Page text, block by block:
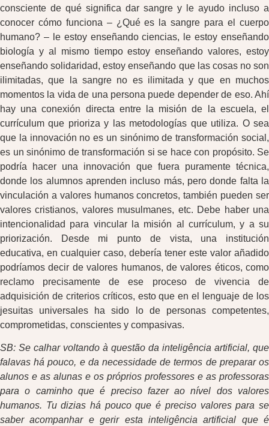
consciente de qué significa dar sangre y le ayudo incluso a
conocer cómo funciona – ¿Qué es la sangre para el cuerpo
humano? – le estoy enseñando ciencias, le estoy enseñando
biología y al mismo tiempo estoy enseñando valores, estoy
enseñando solidaridad, estoy enseñando que las cosas no son
ilimitadas, que la sangre no es ilimitada y que en muchos
momentos la vida de una persona puede depender de eso. Ahí
hay una conexión directa entre la misión de la escuela, el
currículum que prioriza y las metodologías que utiliza. O sea
que la innovación no es un sinónimo de transformación social,
es un sinónimo de transformación si se hace con propósito. Se
podría hacer una innovación que fuera puramente técnica,
donde los alumnos aprenden incluso más, pero donde falta la
vinculación a valores humanos concretos, también pueden ser
valores cristianos, valores musulmanes, etc. Debe haber una
intencionalidad para vincular la misión al currículum, y a su
priorización. Desde mi punto de vista, una institución
educativa, en cualquier caso, debería tener este valor añadido
podríamos decir de valores humanos, de valores éticos, como
reclamo precisamente de ese proceso de vivencia de
adquisición de criterios críticos, esto que en el lenguaje de los
jesuitas universales ha sido lo de personas competentes,
comprometidas, conscientes y compasivas.
SB: Se calhar voltando à questão da inteligência artificial, que
falavas há pouco, e da necessidade de termos de preparar os
alunos e as alunas e os próprios professores e as professoras
para o caminho que é preciso fazer ao nível dos valores
humanos. Tu dizias há pouco que é preciso valores para se
saber acompanhar e gerir esta inteligência artificial que é